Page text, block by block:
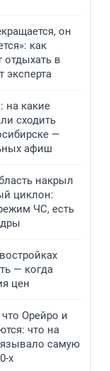
он
как
отдыхать в
эксперта
на какие
сходить
—
афиш
накрыл
циклон:
ЧС, есть
— когда
цен
Орейро и
что на
самую
х